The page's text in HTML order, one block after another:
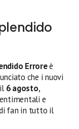
Erroreè
che i nuovi
6 agosto,
e
fan in tutto il